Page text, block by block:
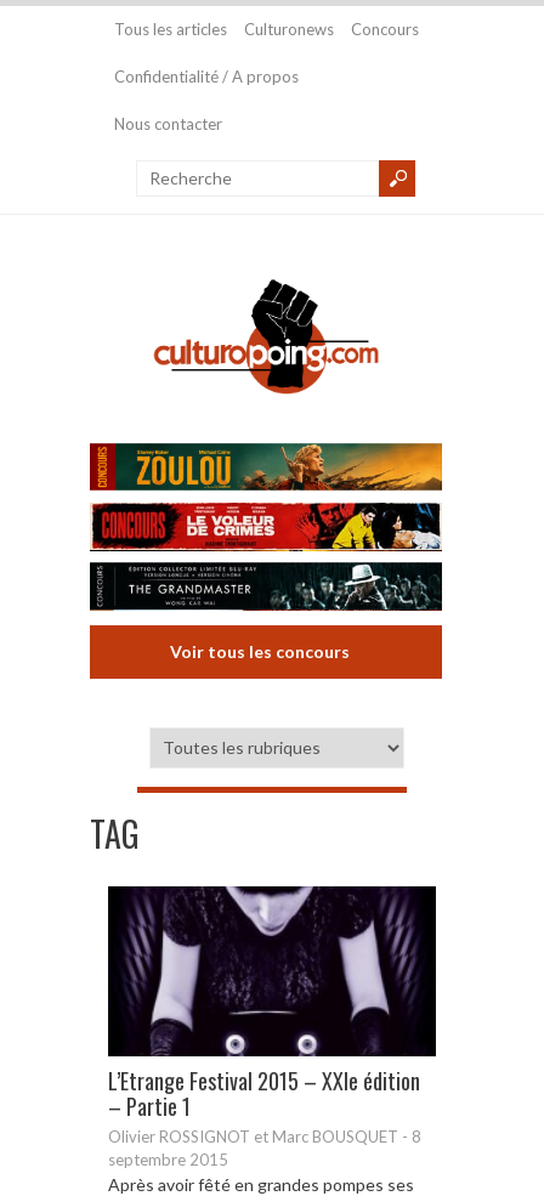
Tous les articles Culturonews Concours
Confidentialité / A propos
Nous contacter
Voir tous les concours
TAG
L’Etrange Festival 2015 – XXIe édition
– Partie 1
Olivier ROSSIGNOT et Marc BOUSQUET - 8
septembre 2015
Après avoir fêté en grandes pompes ses